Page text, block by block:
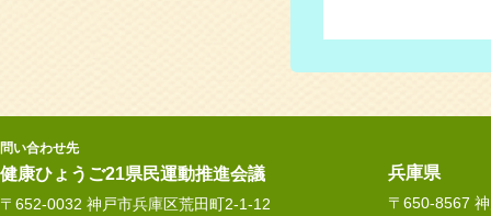
問い合わせ先
健康ひょうご21県民運動推進会議
〒652-0032 神戸市兵庫区荒田町2-1-12
兵庫県
〒650-8567